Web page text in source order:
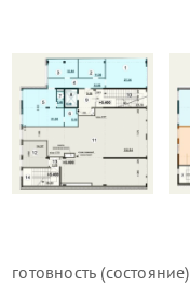
готовность